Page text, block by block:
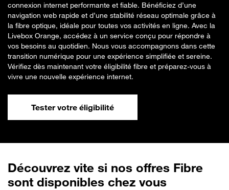
connexion internet performante et fiable. Bénéficiez d’une
navigation web rapide et d’une stabilité réseau optimale grâce à
la fibre optique, idéale pour toutes vos activités en ligne. Avec la
Livebox Orange, accédez à un service conçu pour répondre à
vos besoins au quotidien. Nous vous accompagnons dans cette
transition numérique pour une expérience simplifiée et sereine.
Vérifiez dès maintenant votre éligibilité fibre et préparez-vous à
vivre une nouvelle expérience internet.
Tester votre éligibilité
Découvrez vite si nos offres Fibre
sont disponibles chez vous